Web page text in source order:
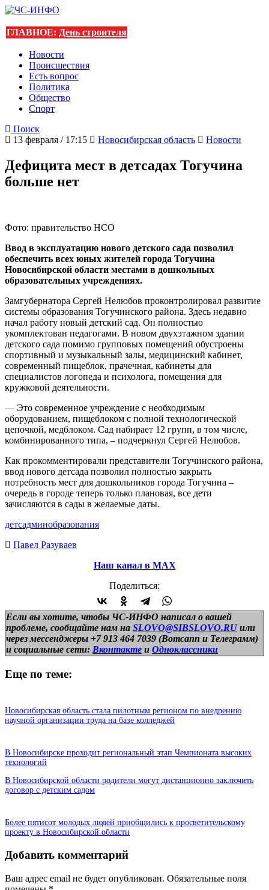
ГЛАВНОЕ: День строителя
Новости
Происшествия
Есть вопрос
Политика
Общество
Спорт
Поиск
13 февраля / 17:15
Новосибирская область Новости
Дефицита мест в детсадах Тогучина
больше нет
Фото: правительство НСО
Ввод в эксплуатацию нового детского сада позволил
обеспечить всех юных жителей города Тогучина
Новосибирской области местами в дошкольных
образовательных учреждениях.
Замгубернатора Сергей Нелюбов проконтролировал развитие
системы образования Тогучинского района. Здесь недавно
начал работу новый детский сад. Он полностью
укомплектован педагогами. В новом двухэтажном здании
детского сада помимо групповых помещений обустроены
спортивный и музыкальный залы, медицинский кабинет,
современный пищеблок, прачечная, кабинеты для
специалистов логопеда и психолога, помещения для
кружковой деятельности.
— Это современное учреждение с необходимым
оборудованием, пищеблоком с полной технологической
цепочкой, медблоком. Сад набирает 12 групп, в том числе,
комбинированного типа, – подчеркнул Сергей Нелюбов.
Как прокомментировали представители Тогучинского района,
ввод нового детсада позволил полностью закрыть
потребность мест для дошкольников города Тогучина –
очередь в городе теперь только плановая, все дети
зачисляются в сады в желаемые даты.
детсадминобразования
Павел Разуваев
Наш канал в МАХ
Поделиться:
Если вы хотите, чтобы ЧС-ИНФО написал о вашей
проблеме, сообщайте нам на SLOVO@SIBSLOVO.RU или
через мессенджеры +7 913 464 7039 (Вотсапп и Телеграмм)
и социальные сети: Вконтакте и Одноклассники
Еще по теме:
Новосибирская область стала пилотным регионом по внедрению
научной организации труда на базе колледжей
В Новосибирске проходит региональный этап Чемпионата высоких
технологий
В Новосибирской области родители могут дистанционно заключить
договор с детским садом
Более пятисот молодых людей приобщились к просветительскому
проекту в Новосибирской области
Добавить комментарий
Ваш адрес email не будет опубликован. Обязательные поля